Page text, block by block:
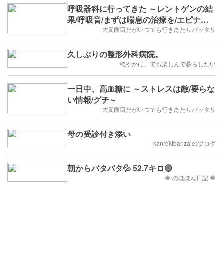
呼吸器科に行ってきた ～レントゲンの結
果/呼吸音/まずは喘息の治療を/エピナス
チン中止/～大真面目だがいつでも行きあたりバッタリ
久しぶりの整形外科病院。
穏やかに、でも楽しんで暮らしたい
一日中、高血糖に ～ストレスは敵/要らな
い情報/グチ～
大真面目だがいつでも行きあたりバッタリ
母の受診付き添い
kanrekibanzaiのブログ
朝からバタバタ💦 52.7キロ🔴
🔶 のほほん日記 🔶